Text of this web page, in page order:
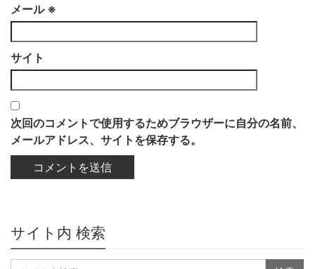
メール ※
サイト
次回のコメントで使用するためブラウザーに自分の名前、
メールアドレス、サイトを保存する。
サイト内 検索